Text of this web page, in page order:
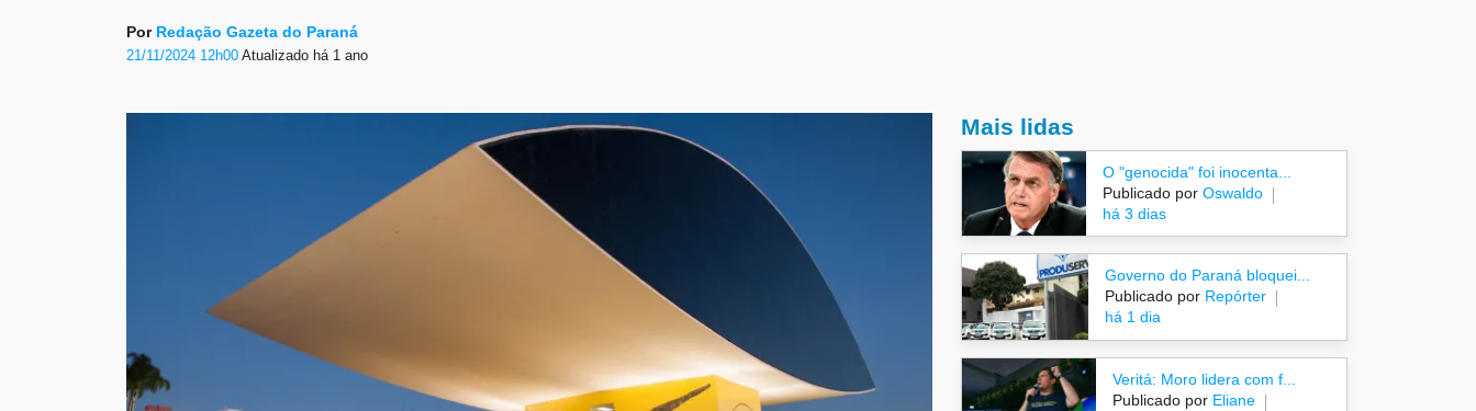
Por Redação Gazeta do Paraná
21/11/2024 12h00Atualizado há 1 ano
Mais lidas
O "genocida" foi inocenta...
Publicado por Oswaldo
há 3 dias
Governo do Paraná bloquei...
Publicado por Repórter
há 1 dia
Veritá: Moro lidera com f...
Publicado porEliane